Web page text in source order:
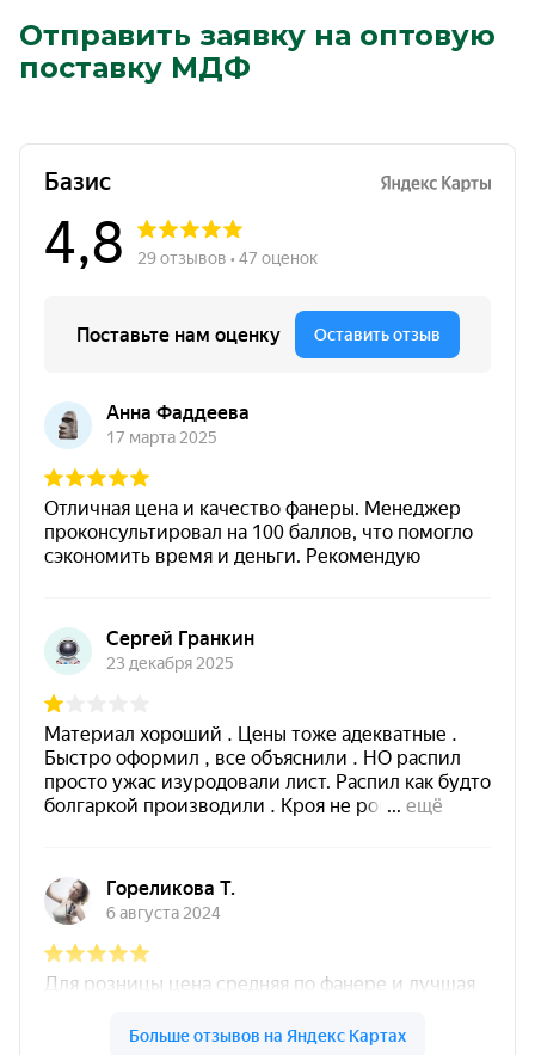
Отправить заявку на оптовую
поставку МДФ